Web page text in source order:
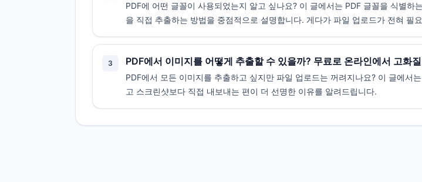
PDF에 어떤 글꼴이 사용되었는지 알고 싶나요? 이 글에서는 PDF 글꼴을 식별
을 직접 추출하는 방법을 중점적으로 설명합니다. 게다가 파일 업로드가 전혀 필
3 PDF에서 이미지를 어떻게 추출할 수 있을까? 무료로 온라인에서 고화
PDF에서 모든 이미지를 추출하고 싶지만 파일 업로드는 꺼려지나요? 이 글에서
고 스크린샷보다 직접 내보내는 편이 더 선명한 이유를 알려드립니다.